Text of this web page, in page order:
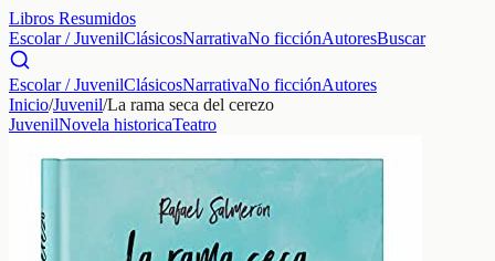
Libros Resumidos
Escolar / JuvenilClásicosNarrativaNo ficciónAutoresBuscar
Escolar / JuvenilClásicosNarrativaNo ficciónAutores
Inicio/Juvenil/La rama seca del cerezo
JuvenilNovela historicaTeatro